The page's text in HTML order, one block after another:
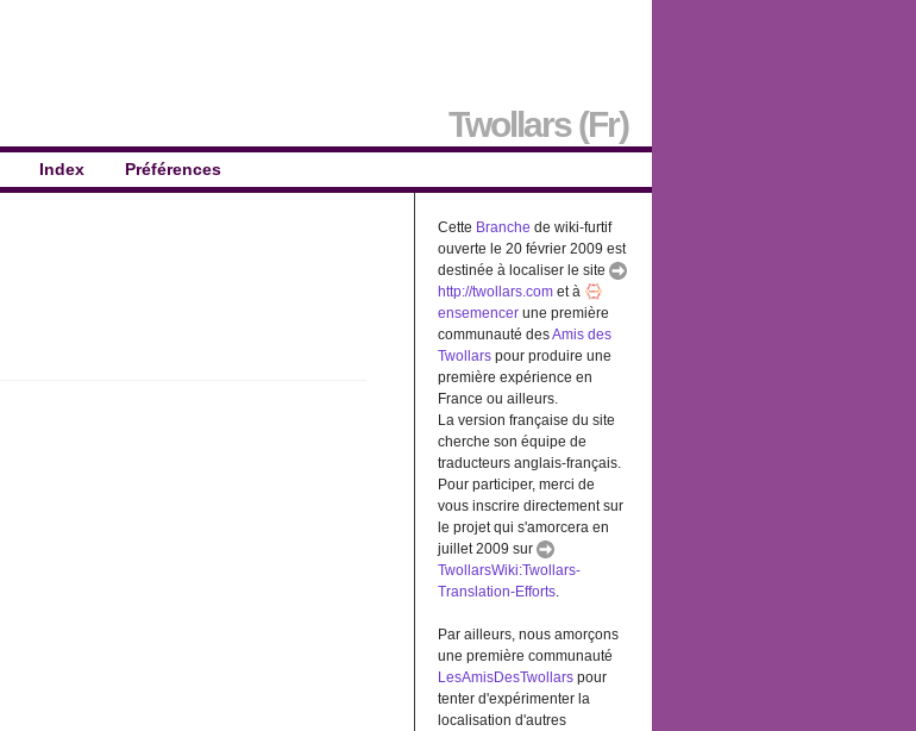
Twollars (Fr)
Index Préférences
Cette Branche de wiki-furtif
ouverte le 20 février 2009 est
destinée à localiser le site
http://twollars.com et à
ensemencer une première
communauté desAmis des
Twollars pour produire une
première expérience en
France ou ailleurs.
La version française du site
cherche son équipe de
traducteurs anglais-français.
Pour participer, merci de
vous inscrire directement sur
le projet qui s'amorcera en
juillet 2009 sur
TwollarsWiki:Twollars-
Translation-Efforts
Par ailleurs, nous amorçons
une première communauté
LesAmisDesTwollars pour
tenter d'expérimenter la
localisation d'autres